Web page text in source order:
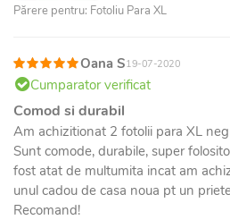
Părere pentru: Fotoliu Para XL
Oana S19-07-2020
Cumparator verificat
Comod si durabil
Am achizitionat 2 fotolii para XL
Sunt comode, durabile, super
fost atat de multumita incat am
unul cadou de casa noua pt un
Recomand!